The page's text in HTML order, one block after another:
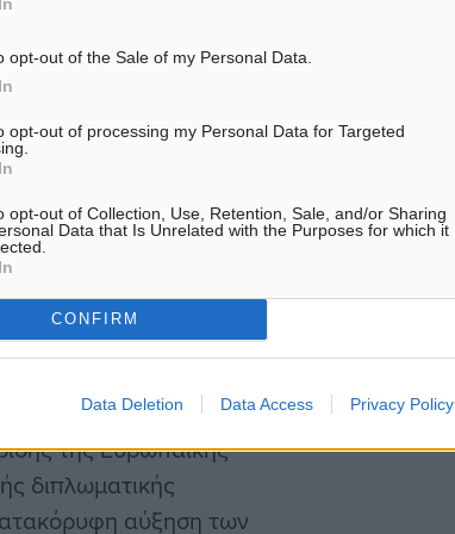
opt-out of the Sale of my Personal Data.
opt-out of processing my Personal Data for Targeted
opt-out of Collection, Use, Retention, Sale, and/or Sharing
Data that Is Unrelated with the Purposes for which it
CONFIRM
Data Deletion Data Access Privacy Policy
με την πλειονότητα
να κοιτάξει βιτρίνες.
στα επίσημα
στη Ρόδο εκδόθηκαν
8.600. Συνολικά, οι
εφαρμογής
ο Τούρκος ταξιδιώτης
ημερών που εκδίδεται
της Ευρωπαϊκής
διπλωματικής
αύξηση των